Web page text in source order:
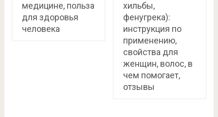
медицине, польза
для здоровья
человека
хильбы,
фенугрека):
инструкция по
применению,
свойства для
женщин, волос, в
чем помогает,
отзывы